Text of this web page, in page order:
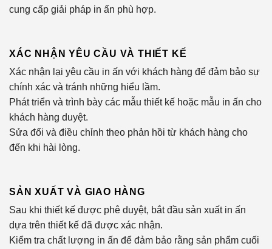
cung cấp giải pháp in ấn phù hợp.
XÁC NHẬN YÊU CẦU VÀ THIẾT KẾ
Xác nhận lại yêu cầu in ấn với khách hàng để đảm bảo sự
chính xác và tránh những hiểu lầm.
Phát triển và trình bày các mẫu thiết kế hoặc mẫu in ấn cho
khách hàng duyệt.
Sửa đổi và điều chỉnh theo phản hồi từ khách hàng cho
đến khi hài lòng.
SẢN XUẤT VÀ GIAO HÀNG
Sau khi thiết kế được phê duyệt, bắt đầu sản xuất in ấn
dựa trên thiết kế đã được xác nhận.
Kiểm tra chất lượng in ấn để đảm bảo rằng sản phẩm cuối